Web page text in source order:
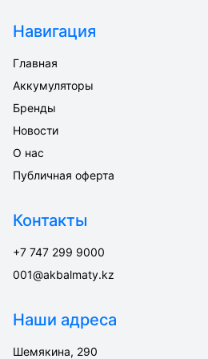
Навигация
Главная
Аккумуляторы
Бренды
Новости
О нас
Публичная оферта
Контакты
+7 747 299 9000
001@akbalmaty.kz
Наши адреса
Шемякина, 290